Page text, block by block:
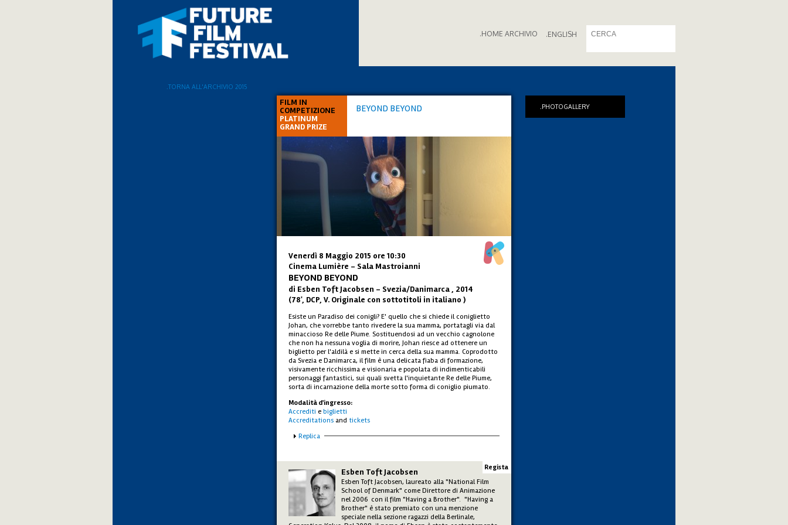
.ENGLISH
.HOME ARCHIVIO
FILM IN
COMPETIZIONE
PLATINUM
GRAND PRIZE
BEYOND BEYOND
Venerdì 8 Maggio 2015 ore 10:30
Cinema Lumière - Sala Mastroianni
BEYOND BEYOND
di Esben Toft Jacobsen – Svezia/Danimarca , 2014
(78', DCP, V. Originale con sottotitoli in italiano )
Esiste un Paradiso dei conigli? E' quello che si chiede il coniglietto
Johan, che vorrebbe tanto rivedere la sua mamma, portatagli via dal
minaccioso Re delle Piume. Sostituendosi ad un vecchio cagnolone
che non ha nessuna voglia di morire, Johan riesce ad ottenere un
biglietto per l'aldilà e si mette in cerca della sua mamma. Coprodotto
da Svezia e Danimarca, il film è una delicata fiaba di formazione,
visivamente ricchissima e visionaria e popolata di indimenticabili
personaggi fantastici, sui quali svetta l'inquietante Re delle Piume,
sorta di incarnazione della morte sotto forma di coniglio piumato.
Modalità d'ingresso:
Accrediti e biglietti
Accreditations and tickets
Mostra
Replica
Regista
Esben Toft Jacobsen
Esben Toft Jacobsen, laureato alla "National Film
School of Denmark" come Direttore di Animazione
nel 2006 con il film "Having a Brother". "Having a
Brother" è stato premiato con una menzione
speciale nella sezione ragazzi della Berlinale,
.TORNA ALL'ARCHIVIO 2015
.PHOTOGALLERY